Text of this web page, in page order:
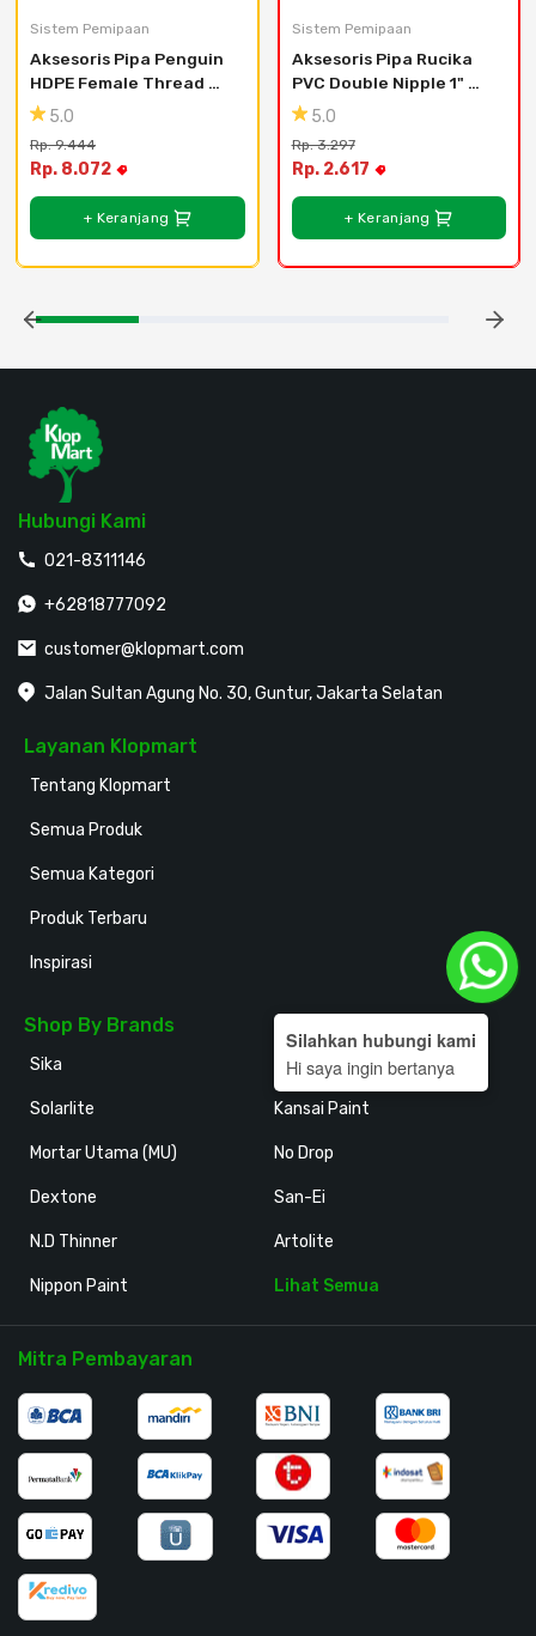
Sistem Pemipaan
Aksesoris Pipa Penguin
HDPE Female Thread
Adaptor 1/2"
5.0
Rp. 9.444
Rp. 8.072
+ Keranjang
Sistem Pemipaan
Aksesoris Pipa Rucika
PVC Double Nipple 1"
Tipe AW
5.0
Rp. 3.297
Rp. 2.617
+ Keranjang
Hubungi Kami
021-8311146
+62818777092
customer@klopmart.com
Jalan Sultan Agung No. 30, Guntur, Jakarta Selatan
Layanan Klopmart
Tentang Klopmart
Semua Produk
Semua Kategori
Produk Terbaru
Inspirasi
Shop By Brands
Sika
Solarlite
Mortar Utama (MU)
Dextone
N.D Thinner
Nippon Paint
Holodeck
Kansai Paint
No Drop
San-Ei
Artolite
Lihat Semua
Mitra Pembayaran
Silahkan hubungi kami
Hi saya ingin bertanya